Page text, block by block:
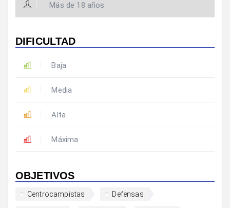
Más de 18 años
DIFICULTAD
Baja
Media
Alta
Máxima
OBJETIVOS
Centrocampistas Defensas